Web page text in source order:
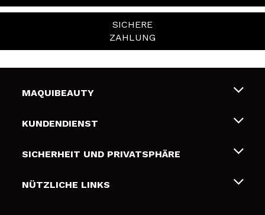
SICHERE
ZAHLUNG
MAQUIBEAUTY
Über uns
Geschenkkarten
KUNDENDIENST
Liefer- und Versandkosten
Zahlung
SICHERHEIT UND PRIVATSPHÄRE
Bedingungen und Datenschutz
NÜTZLICHE LINKS